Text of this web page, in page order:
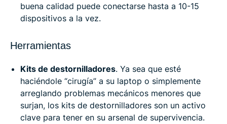
buena calidad puede conectarse hasta a 10-15
dispositivos a la vez.
Herramientas
Kits de destornilladores. Ya sea que esté
haciéndole “cirugía” a su laptop o simplemente
arreglando problemas mecánicos menores que
surjan, los kits de destornilladores son un activo
clave para tener en su arsenal de supervivencia.